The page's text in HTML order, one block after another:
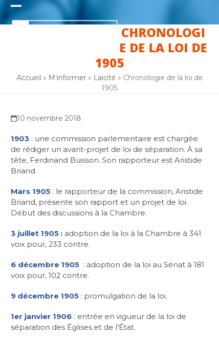
Skip
content
Open
Close
CHRONOLOGI
E DE LA LOI DE
1905
Accueil » M’informer» Laïcité » Chronologie de la loi de
1905
10 novembre 2018
1903 : une commission parlementaire est chargée
de rédiger un avant-projet de loi de séparation. À sa
tête, Ferdinand Buisson. Son rapporteur est Aristide
Briand.
Mars 1905 : le rapporteur de la commission, Aristide
Briand, présente son rapport et un projet de loi.
Début des discussions à la Chambre.
3 juillet 1905 : adoption de la loi à la Chambre à 341
voix pour, 233 contre.
6 décembre 1905 : adoption de la loi au Sénat à 181
voix pour, 102 contre.
9 décembre 1905 : promulgation de la loi.
1er janvier 1906 : entrée en vigueur de la loi de
séparation des Églises et de l’État.